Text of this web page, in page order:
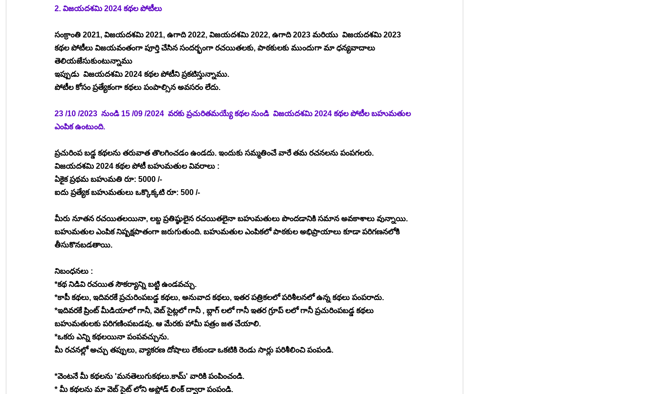
2. విజయదశమి 2024 కథల పోటీలు
సంక్రాంతి 2021, విజయదశమి 2021, ఉగాది 2022, విజయదశమి 2022, ఉగాది 2023 మరియు  విజయదశమి 2023
కథల పోటీలు విజయవంతంగా పూర్తి చేసిన సందర్భంగా రచయితలకు, పాఠకులకు ముందుగా మా ధన్యవాదాలు
తెలియజేసుకుంటున్నాము
ఇప్పుడు  విజయదశమి 2024 కథల పోటీని ప్రకటిస్తున్నాము.
పోటీల కోసం ప్రత్యేకంగా కథలు పంపాల్సిన అవసరం లేదు.
23 /10 /2023  నుండి 15 /09 /2024  వరకు ప్రచురితమయ్యే కథల నుండి  విజయదశమి 2024 కథల పోటీల బహుమతుల
ఎంపిక ఉంటుంది.
ప్రచురింప బడ్డ కథలను తరువాత తొలగించడం ఉండదు. ఇందుకు సమ్మతించే వారే తమ రచనలను పంపగలరు.
విజయదశమి 2024 కథల పోటీ బహుమతుల వివరాలు :
ఏకైక ప్రథమ బహుమతి రూ: 5000 /-
ఐదు ప్రత్యేక బహుమతులు ఒక్కొక్కటి రూ: 500 /-
మీరు నూతన రచయితలయినా, లబ్ద ప్రతిష్ఠులైన రచయితలైనా బహుమతులు పొందడానికి సమాన అవకాశాలు వున్నాయి.
బహుమతుల ఎంపిక నిష్పక్షపాతంగా జరుగుతుంది. బహుమతుల ఎంపికలో పాఠకుల అభిప్రాయాలు కూడా పరిగణనలోకి
తీసుకొనబడతాయి.
నిబంధనలు :
*కథ నిడివి రచయిత సౌకర్యాన్ని బట్టి ఉండవచ్చు.
*కాపీ కథలు, ఇదివరకే ప్రచురింపబడ్డ కథలు, అనువాద కథలు, ఇతర పత్రికలలో పరిశీలనలో ఉన్న కథలు పంపరాదు.
*ఇదివరకే ప్రింట్ మీడియాలో గానీ, వెబ్ సైట్లలో గానీ , బ్లాగ్ లలో గానీ ఇతర గ్రూప్ లలో గానీ ప్రచురింపబడ్డ కథలు
బహుమతులకు పరిగణింపబడవు. ఆ మేరకు హామీ పత్రం జత చేయాలి.
*ఒకరు ఎన్ని కథలయినా పంపవచ్చును.
మీ రచనల్లో అచ్చు తప్పులు, వ్యాకరణ దోషాలు లేకుండా ఒకటికి రెండు సార్లు పరిశీలించి పంపండి.
*వెంటనే మీ కథలను 'మనతెలుగుకథలు.కామ్' వారికి పంపించండి.
* మీ కథలను మా వెబ్ సైట్ లోని అప్లోడ్ లింక్ ద్వారా పంపండి.